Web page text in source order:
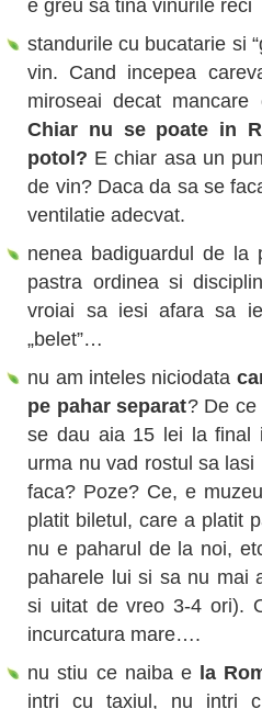
e greu sa tina vinurile reci
standurile cu bucatarie si
vin. Cand incepea
miroseai decat
Chiar nu se poate in
potol? E chiar asa un
de vin? Daca da sa se
ventilatie adecvat.
nenea badiguardul de
pastra ordinea si
vroiai sa iesi afara sa
„belet”…
nu am inteles niciodata
pe pahar separat? De
se dau aia 15 lei la final
urma nu vad rostul sa
faca? Poze? Ce, e
platit biletul, care a platit
nu e paharul de la noi,
paharele lui si sa nu mai
si uitat de vreo 3-4 ori).
incurcatura mare….
nu stiu ce naiba e la
intri cu taxiul, nu intri